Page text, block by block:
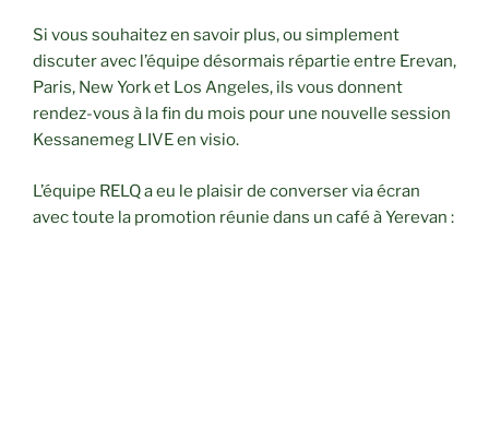
Si vous souhaitez en savoir plus, ou simplement
discuter avec l’équipe désormais répartie entre Erevan,
Paris, New York et Los Angeles, ils vous donnent
rendez-vous à la fin du mois pour une nouvelle session
Kessanemeg LIVE en visio.
L’équipe RELQ a eu le plaisir de converser via écran
avec toute la promotion réunie dans un café à Yerevan :